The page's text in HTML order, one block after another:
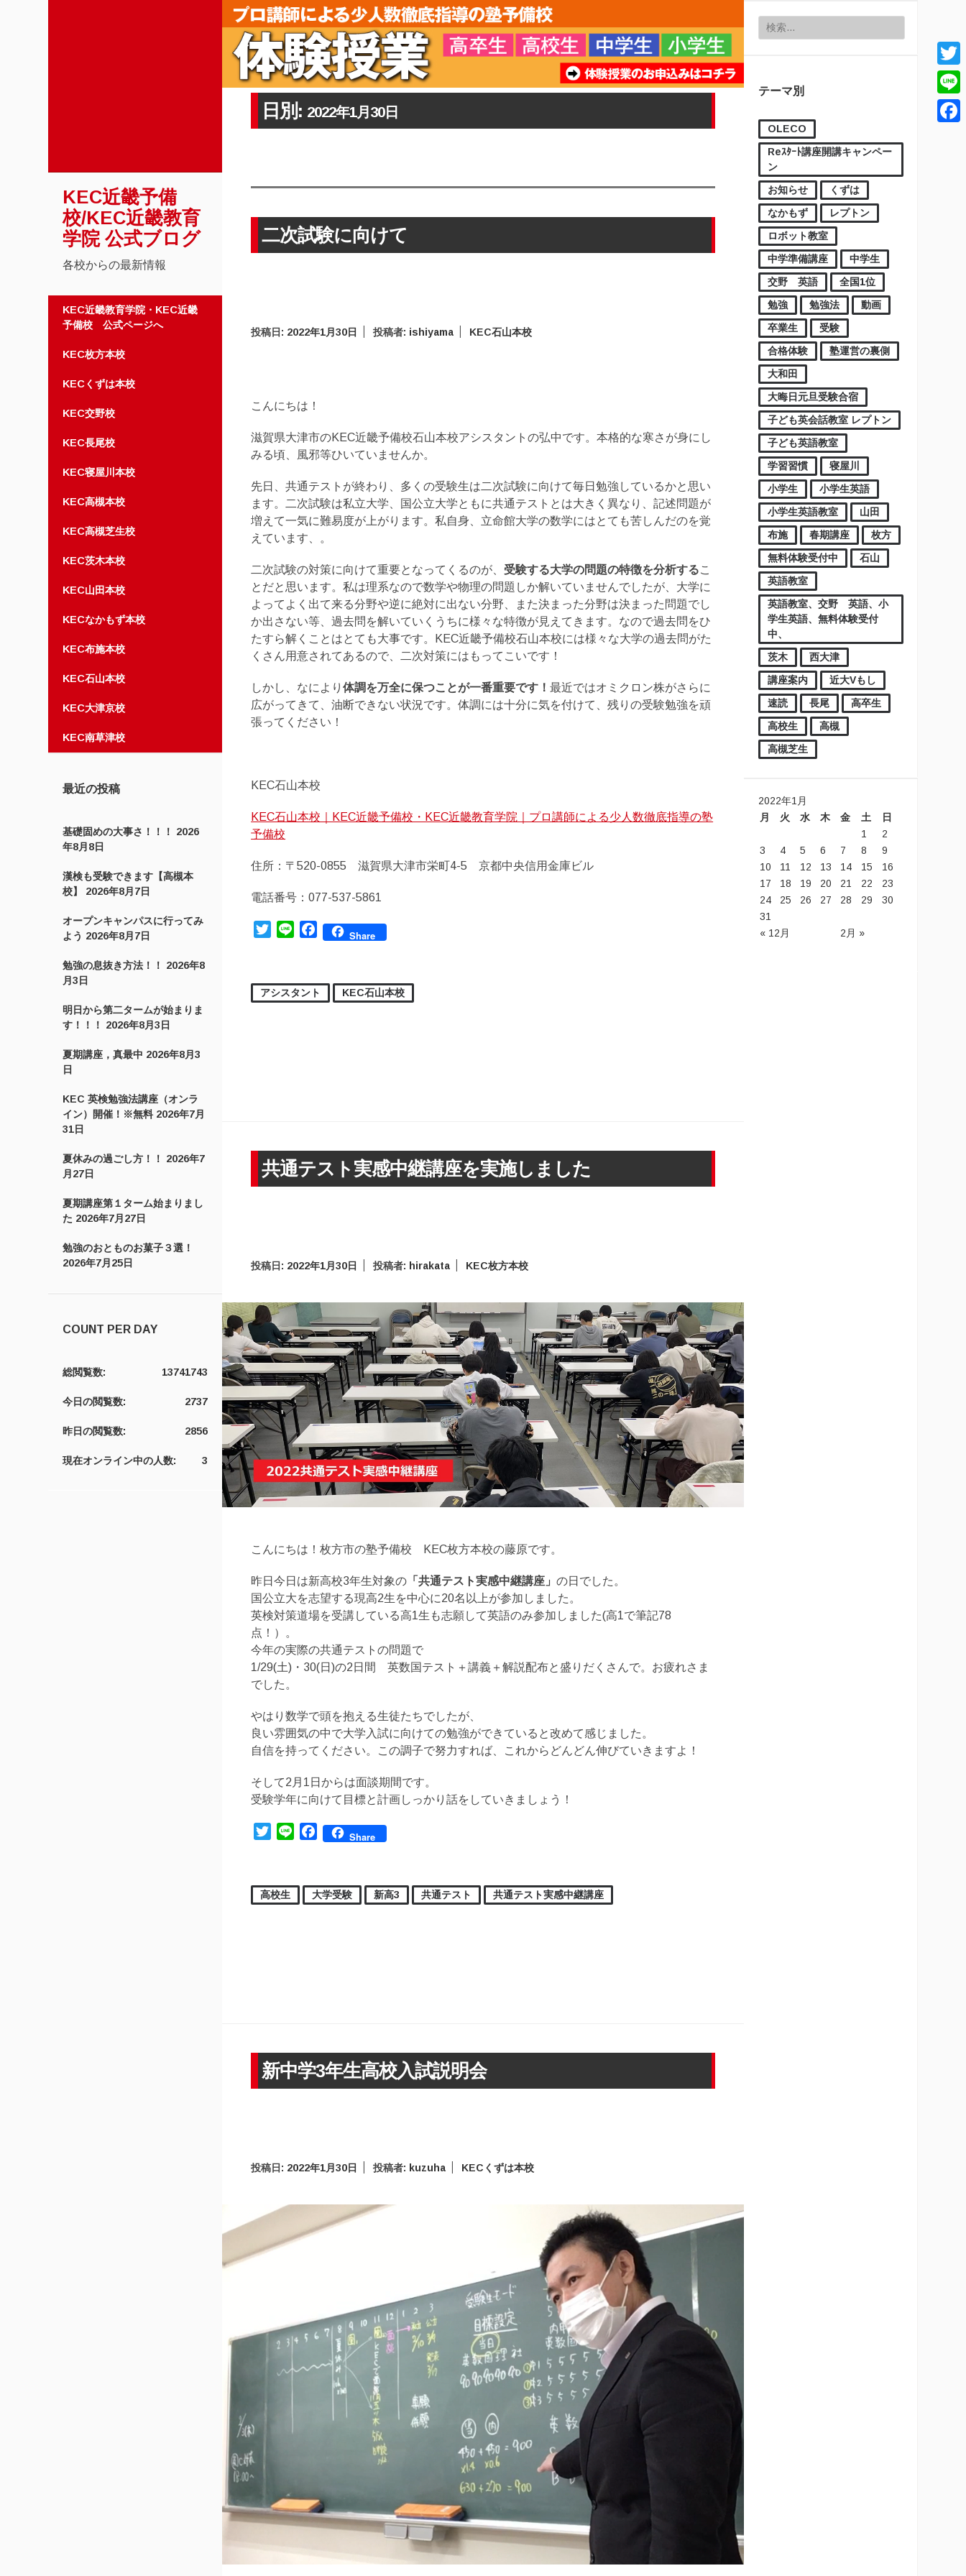
KEC近畿予備
校/KEC近畿教育
学院 公式ブログ
各校からの最新情報
コンテンツへスキップ
KEC近畿教育学院・KEC近畿
予備校 公式ページへ
KEC枚方本校
KECくずは本校
KEC交野校
KEC長尾校
KEC寝屋川本校
KEC高槻本校
KEC高槻芝生校
KEC茨木本校
KEC山田本校
KECなかもず本校
KEC布施本校
KEC石山本校
KEC大津京校
KEC南草津校
最近の投稿
基礎固めの大事さ！！！
2026
年8月8日
漢検も受験できます【高槻本
校】
2026年8月7日
オープンキャンパスに行ってみ
よう 2026年8月7日
勉強の息抜き方法！！
2026年8
月3日
明日から第二タームが始まりま
す！！！
2026年8月3日
夏期講座，真最中 2026年8月3
日
KEC 英検勉強法講座（オンラ
イン）開催！※無料 2026年7月
31日
夏休みの過ごし方！！
2026年7
月27日
夏期講座第１ターム始まりまし
た 2026年7月27日
勉強のおとものお菓子３選！
2026年7月25日
COUNT PER DAY
13741743
総閲覧数:
2737
今日の閲覧数:
2856
昨日の閲覧数:
3
現在オンライン中の人数:
検索:
テーマ別
OLECO
Reｽﾀｰﾄ講座開講キャンペー
ン
お知らせ
くずは
なかもず
レプトン
ロボット教室
中学準備講座
中学生
交野 英語
全国1位
勉強
勉強法
動画
卒業生
受験
合格体験
塾運営の裏側
大和田
大晦日元旦受験合宿
子ども英会話教室 レプトン
子ども英語教室
学習習慣
寝屋川
小学生
小学生英語
小学生英語教室
山田
布施
春期講座
枚方
無料体験受付中
石山
英語教室
英語教室、交野 英語、小
学生英語、無料体験受付
中、
茨木
西大津
講座案内
近大Vもし
速読
長尾
高卒生
高校生
高槻
高槻芝生
2022年1月
月
火 水 木 金 土 日
« 12月 2月 »
1
2
3
4 5 6 7 8
9
10
11 12 13 14 15
16
17
18 19 20 21 22
23
24
25 26 27 28 29
30
31
日別: 2022年1月30日
二次試験に向けて
投稿日: 2022年1月30日 投稿者: ishiyama KEC石山本校
こんにちは！
滋賀県大津市のKEC近畿予備校石山本校アシスタントの弘中です。本格的な寒さが身にし
みる頃、風邪等ひいていませんか。
先日、共通テストが終わり、多くの受験生は二次試験に向けて毎日勉強しているかと思い
ます。二次試験は私立大学、国公立大学ともに共通テストとは大きく異なり、記述問題が
増えて一気に難易度が上がります。私自身、立命館大学の数学にはとても苦しんだのを覚
えています、。
二次試験の対策に向けて重要となってくるのが、 受験する大学の問題の特徴を分析するこ
とだと思います。私は理系なので数学や物理の問題しか解いていませんでしたが、大学に
よってよく出て来る分野や逆に絶対に出ない分野、また決まった分野は決まった問題でし
か出さない等、過去問を解いていくうちに様々な特徴が見えてきます。なので過去問をひ
たすら解くことはとても大事です。KEC近畿予備校石山本校には様々な大学の過去問がた
くさん用意されてあるので、二次対策にはもってこいです！
しかし、なにより体調を万全に保つことが一番重要です！最近ではオミクロン株がさらに
広がってきて、油断できない状況です。体調には十分に気を付けて、残りの受験勉強を頑
張ってください！
KEC石山本校
KEC石山本校｜KEC近畿予備校・KEC近畿教育学院｜プロ講師による少人数徹底指導の塾
予備校
住所：〒520-0855 滋賀県大津市栄町4-5 京都中央信用金庫ビル
電話番号：077-537-5861
TwitterLine FacebookShare
アシスタント KEC石山本校
共通テスト実感中継講座を実施しました
投稿日: 2022年1月30日 投稿者: hirakata KEC枚方本校
こんにちは！枚方市の塾予備校 KEC枚方本校の藤原です。
昨日今日は新高校3年生対象の 「共通テスト実感中継講座」の日でした。
国公立大を志望する現高2生を中心に20名以上が参加しました。
英検対策道場を受講している高1生も志願して英語のみ参加しました(高1で筆記78
点！）。
今年の実際の共通テストの問題で
1/29(土)・30(日)の2日間 英数国テスト＋講義＋解説配布と盛りだくさんで。お疲れさま
でした。
やはり数学で頭を抱える生徒たちでしたが、
良い雰囲気の中で大学入試に向けての勉強ができていると改めて感じました。
自信を持ってください。この調子で努力すれば、これからどんどん伸びていきますよ！
そして2月1日からは面談期間です。
受験学年に向けて目標と計画しっかり話をしていきましょう！
TwitterLine FacebookShare
高校生 大学受験 新高3 共通テスト 共通テスト実感中継講座
新中学3年生高校入試説明会
投稿日: 2022年1月30日 投稿者: kuzuha KECくずは本校
Line